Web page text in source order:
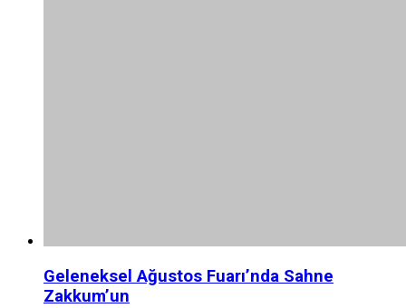
Geleneksel Ağustos Fuarı’nda Sahne
Zakkum’un